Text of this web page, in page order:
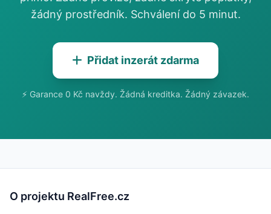
žádný prostředník. Schválení do 5 minut.
Přidat inzerát zdarma
⚡ Garance 0 Kč navždy. Žádná kreditka. Žádný závazek.
O projektu RealFree.cz